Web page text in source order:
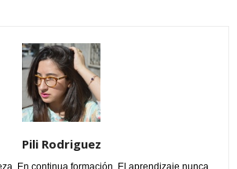
Pili Rodriguez
En continua formación. El aprendizaje nunca